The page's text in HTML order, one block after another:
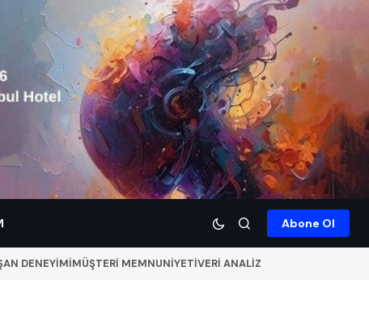
Abone Ol
DENEYİMİMÜŞTERİ MEMNUNİYETİVERİ ANALİZ